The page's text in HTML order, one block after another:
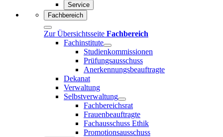
Service
Fachbereich
Zur Übersichtsseite Fachbereich
Fachinstitute
Studienkommissionen
Prüfungsausschuss
Anerkennungsbeauftragte
Dekanat
Verwaltung
Selbstverwaltung
Fachbereichsrat
Frauenbeauftragte
Fachausschuss Ethik
Promotionsausschuss